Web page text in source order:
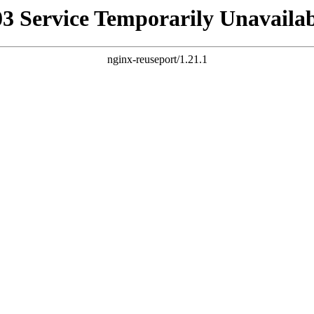
Service Temporarily
nginx-reuseport/1.21.1